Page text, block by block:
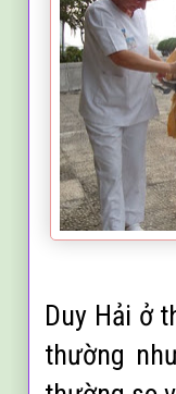
Duy Hải ở
thường